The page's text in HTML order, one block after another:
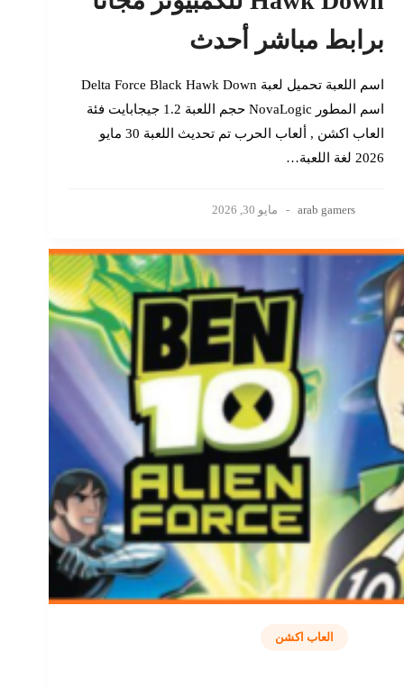
برابط مباشر أحدث
اسم اللعبة تحميل لعبة Delta Force Black Hawk Down
اسم المطور NovaLogic حجم اللعبة 1.2 جيجابايت فئة
العاب اكشن , ألعاب الحرب تم تحديث اللعبة 30 مايو
2026 لغة اللعبة…
arab gamers مايو 30, 2026
العاب اكشن